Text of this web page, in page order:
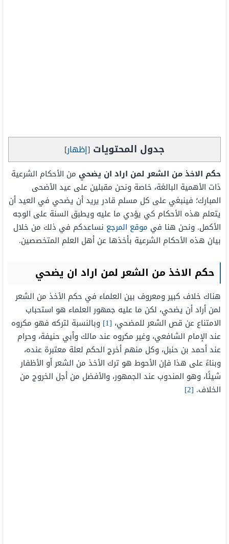
جدول المحتويات [إظهار]
حكم الاخذ من الشعر لمن اراد ان يضحي من الأحكام الشرعية
ذات الأهمية البالغة، خاصة ونحن مقبلين على عيد الأضحى
المبارك؛ فينبغي على كل مسلم قادر يريد أن يضحي في العيد أن
يتعلم هذه الأحكام كي يؤدي ما عليه ويطبق السنة على الوجه
الأكمل. ونحن هنا في موقع المرجع نساعدكم في ذلك من خلال
بيان هذه الأحكام الشرعية بأخذها عن أهل العلم المتخصصين.
حكم الاخذ من الشعر لمن اراد ان يضحي
هناك خلاف كبير ومعروف بين العلماء في حكم الأخذ من الشعر
لمن أراد أن يضحي، لكن ما عليه جمهور العلماء هو استحباب
الامتناع عن قص الشعر للمضحي، [1]
وبالنسبة لتركه فهو مكروه
عند الإمام الشافعي، وغير مكروه عند مالك وأبي حنيفة، وحرام
عند أحمد بن حنبل، وكل منهم أخرج الحكم لعلة معتبرة عنده،
وبناءً على هذا فإن الأحوط هو ترك الأخذ من الشعر أو الأظفار
شيئًا، وهو المندوب عند الجمهور، والأفضل من أجل الخروج من
الخلاف. [2]